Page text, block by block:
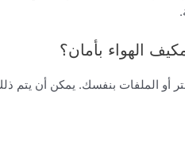
الهواء بأمان؟
أو الملفات بنفسك. يمكن أن